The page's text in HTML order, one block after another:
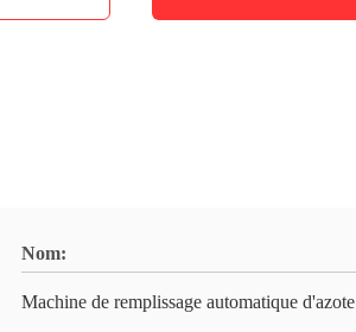
Nom:
Machine de remplissage automatique d'azote